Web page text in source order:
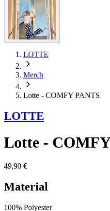
LOTTE
Merch
Lotte - COMFY PANTS
LOTTE
Lotte -
49,90 €
Material
100% Polyester